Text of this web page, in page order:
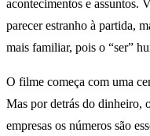
acontecimentos e assuntos.
parecer estranho à partida,
mais familiar, pois o “ser”
O filme começa com uma
Mas por detrás do dinheiro,
empresas os números são